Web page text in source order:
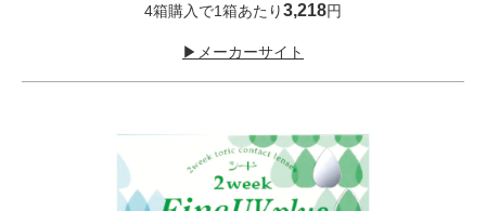
4箱購入で1箱あたり3,218円
▶メーカーサイト